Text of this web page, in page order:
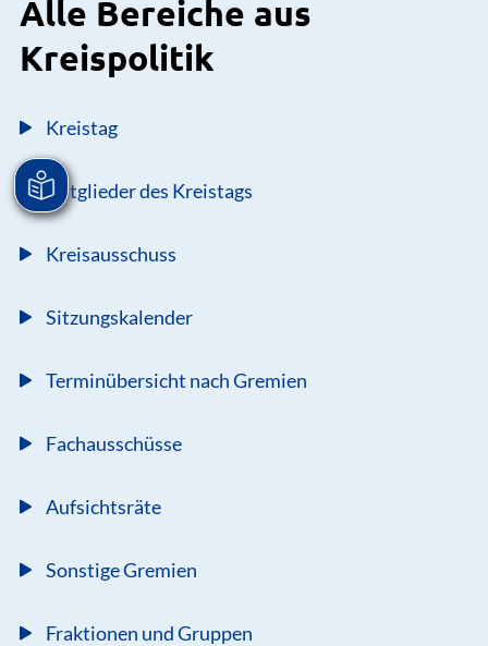
Alle Bereiche aus
Kreispolitik
Kreistag
Mitglieder des Kreistags
Kreisausschuss
Sitzungskalender
Terminübersicht nach Gremien
Fachausschüsse
Aufsichtsräte
Sonstige Gremien
Fraktionen und Gruppen